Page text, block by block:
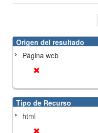
Origen del resultado
Página web
Tipo de Recurso
html